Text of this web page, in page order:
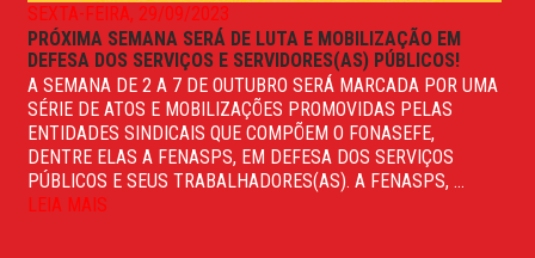
SEXTA-FEIRA, 29/09/2023
PRÓXIMA SEMANA SERÁ DE LUTA E MOBILIZAÇÃO EM
DEFESA DOS SERVIÇOS E SERVIDORES(AS) PÚBLICOS!
A SEMANA DE 2 A 7 DE OUTUBRO SERÁ MARCADA POR UMA
SÉRIE DE ATOS E MOBILIZAÇÕES PROMOVIDAS PELAS
ENTIDADES SINDICAIS QUE COMPÕEM O FONASEFE,
DENTRE ELAS A FENASPS, EM DEFESA DOS SERVIÇOS
PÚBLICOS E SEUS TRABALHADORES(AS). A FENASPS, ...
LEIA MAIS